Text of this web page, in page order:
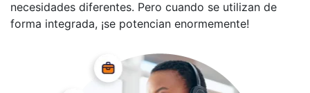
necesidades diferentes. Pero cuando se utilizan de
forma integrada, ¡se potencian enormemente!